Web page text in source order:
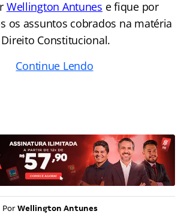
Wellington Antunes e fique por
os assuntos cobrados na matéria
Constitucional.
Por Wellington Antunes